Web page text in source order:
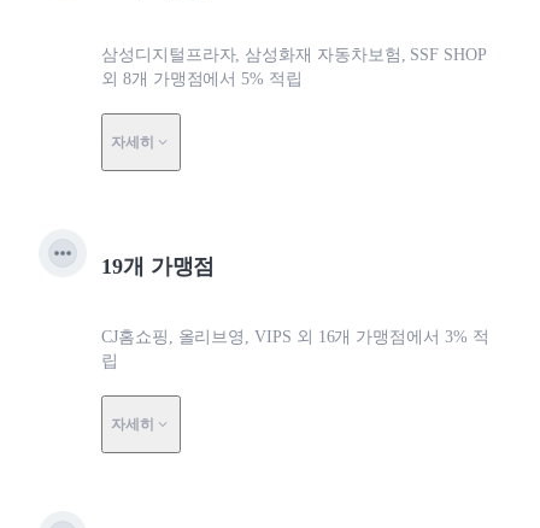
삼성디지털프라자, 삼성화재 자동차보험, SSF SHOP
외 8개 가맹점에서 5% 적립
자세히
19개 가맹점
CJ홈쇼핑, 올리브영, VIPS 외 16개 가맹점에서 3% 적
립
자세히